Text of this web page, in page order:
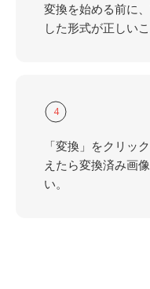
変換を始める前に
した形式が正しい
4
「変換」をクリッ
えたら変換済み画
い。